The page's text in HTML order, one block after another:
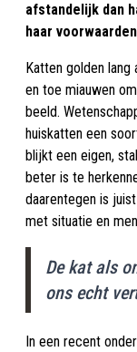
afstandelijk dan
haar
Katten golden
en toe miauwen
beeld.
huiskatten een
blijkt een eigen,
beter is te
daarentegen is
met situatie en
De kat als
ons echt
In een recent